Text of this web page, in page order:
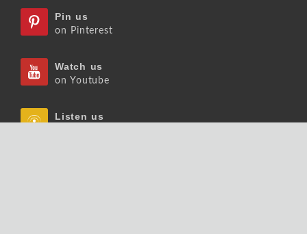
Pin us
on Pinterest
Watch us
on Youtube
Listen us